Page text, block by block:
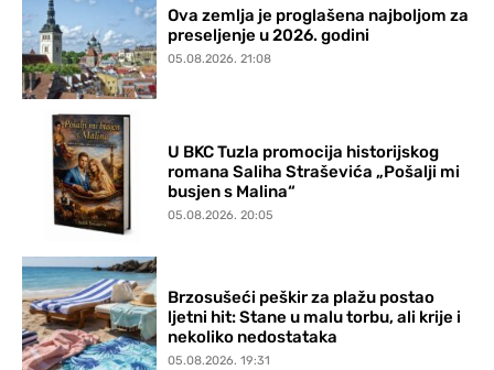
Ova zemlja je proglašena najboljom za
preseljenje u 2026. godini
05.08.2026. 21:08
U BKC Tuzla promocija historijskog
romana Saliha Straševića „Pošalji mi
busjen s Malina“
05.08.2026. 20:05
Brzosušeći peškir za plažu postao
ljetni hit: Stane u malu torbu, ali krije i
nekoliko nedostataka
05.08.2026. 19:31